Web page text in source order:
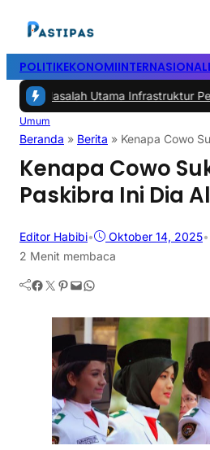
POLITIKEKONOMIINTERNASIONAL
Utama Infrastruktur Pengisian
Umum
Beranda » Berita » Kenapa Cowo
Kenapa Cowo
Paskibra Ini Dia
Editor Habibi• Oktober 14, 2025•
2 Menit membaca
Facebook Twitter Pinterest Mail WhatsApp